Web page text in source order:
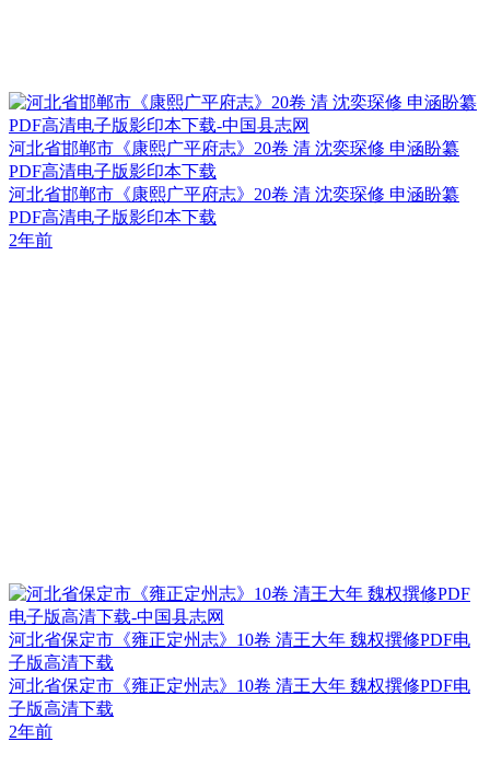
河北省邯郸市《康熙广平府志》20卷 清 沈奕琛修 申涵盼纂
PDF高清电子版影印本下载
河北省邯郸市《康熙广平府志》20卷 清 沈奕琛修 申涵盼纂
PDF高清电子版影印本下载
2年前
河北省保定市《雍正定州志》10卷 清王大年 魏权撰修PDF电
子版高清下载
河北省保定市《雍正定州志》10卷 清王大年 魏权撰修PDF电
子版高清下载
2年前